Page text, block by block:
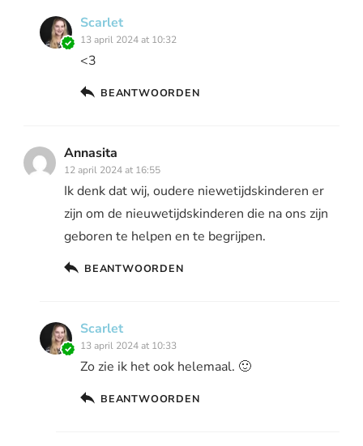
Scarlet
13 april 2024 at 10:32
<3
BEANTWOORDEN
Annasita
12 april 2024 at 16:55
Ik denk dat wij, oudere niewetijdskinderen er
zijn om de nieuwetijdskinderen die na ons zijn
geboren te helpen en te begrijpen.
BEANTWOORDEN
Scarlet
13 april 2024 at 10:33
Zo zie ik het ook helemaal. 🙂
BEANTWOORDEN